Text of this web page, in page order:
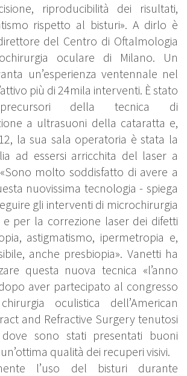
riproducibilità dei risultati,
rispetto al bisturi». A dirlo è
del Centro di Oftalmologia
oculare di Milano. Un
un’esperienza ventennale nel
più di 24mila interventi. È stato
della tecnica di
a ultrasuoni della cataratta e,
la sua sala operatoria è stata la
ad essersi arricchita del laser a
molto soddisfatto di avere a
nuovissima tecnologia - spiega
gli interventi di microchirurgia
per la correzione laser dei difetti
astigmatismo, ipermetropia e,
anche presbiopia». Vanetti ha
questa nuova tecnica «l’anno
aver partecipato al congresso
oculistica dell’American
and Refractive Surgery tenutosi
sono stati presentati buoni
qualità dei recuperi visivi.
l’uso del bisturi durante